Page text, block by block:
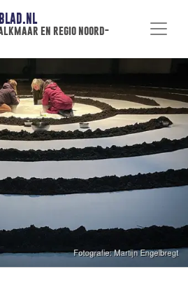
en regio noord-